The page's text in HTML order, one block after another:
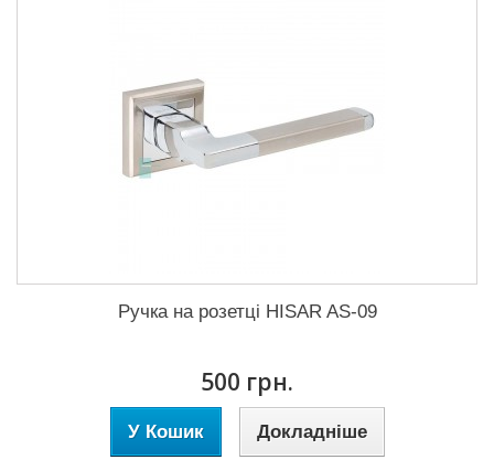
Ручка на розетці HISAR AS-09
500 грн.
У Кошик Докладніше